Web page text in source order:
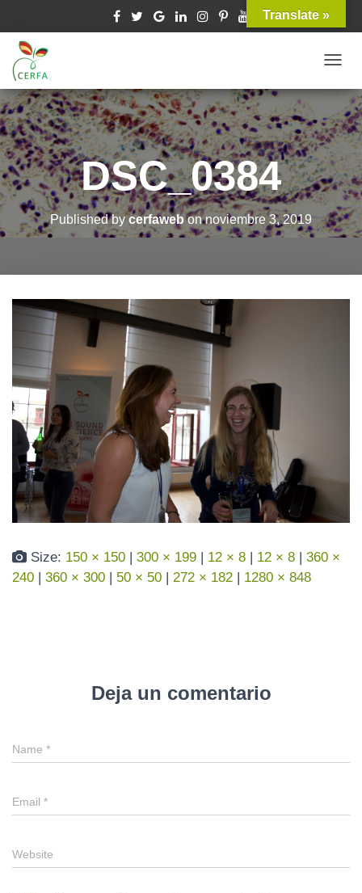
O
G
G
L
E
A
V
G
A
DSC_0384
Published bycerfawebonnoviembre 3, 2019
Size: 150 × 150 | 300 × 199 | 12 × 8 | 12 × 8 | 360 ×
240 | 360 × 300 | 50 × 50 | 272 × 182 | 1280 × 848
Deja un comentario
Name *
Email *
Website
Translate »